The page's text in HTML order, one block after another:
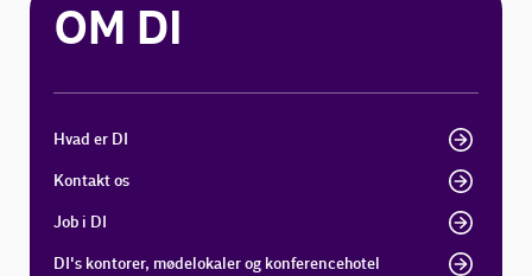
OM DI
Hvad er DI
Kontakt os
Job i DI
DI's kontorer, mødelokaler og konferencehotel